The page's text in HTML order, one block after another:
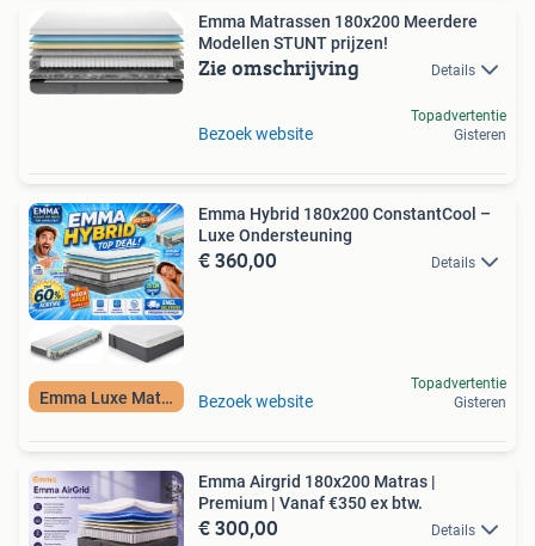
Emma Matrassen 180x200 Meerdere
Modellen STUNT prijzen!
Zie omschrijving Details
Bezoek website
Topadvertentie
Gisteren
Emma Luxe Matras
Emma Hybrid 180x200 ConstantCool –
Luxe Ondersteuning
€ 360,00 Details
Bezoek website
Topadvertentie
Gisteren
Emma Airgrid 180x200 Matras |
Premium | Vanaf €350 ex btw.
€ 300,00 Details